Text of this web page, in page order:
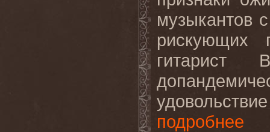
музыкантов
рискующих
гитарист
подробнее